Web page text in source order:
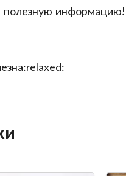
полезную информацию!